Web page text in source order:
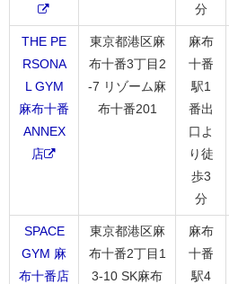
分
THE PE
RSONA
L GYM
麻布十番
ANNEX
店
東京都港区麻
布十番3丁目2
-7 リゾーム麻
布十番201
麻布
十番
駅1
番出
口よ
り徒
歩3
分
SPACE
GYM 麻
布十番店
東京都港区麻
布十番2丁目1
3-10 SK麻布
麻布
十番
駅4